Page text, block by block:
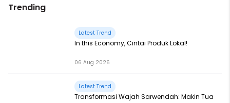
Trending
Latest Trend
In this Economy, Cintai Produk Lokal!
06 Aug 2026
Latest Trend
Transformasi Wajah Sarwendah: Makin Tua